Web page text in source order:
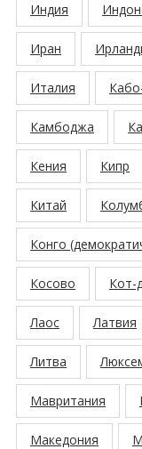
Индия
Иран
Италия
Камбоджа
Кения Кипр
Китай
Конго
Косово Кот-
Лаос Латвия
Литва
Мавритания
Македония